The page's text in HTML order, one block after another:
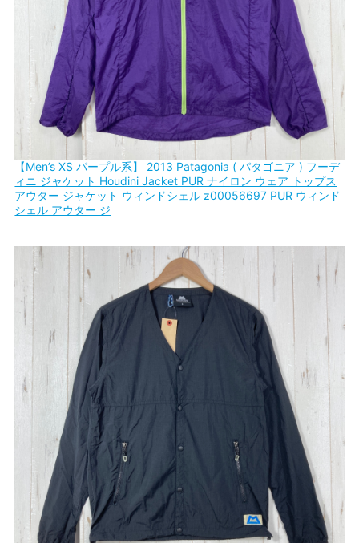
【Men’s XS パープル系】 2013 Patagonia ( パタゴニア ) フーデ
ィニ ジャケット Houdini Jacket PUR ナイロン ウェア トップス
アウター ジャケット ウィンドシェル z00056697 PUR ウィンド
シェル アウター ジ